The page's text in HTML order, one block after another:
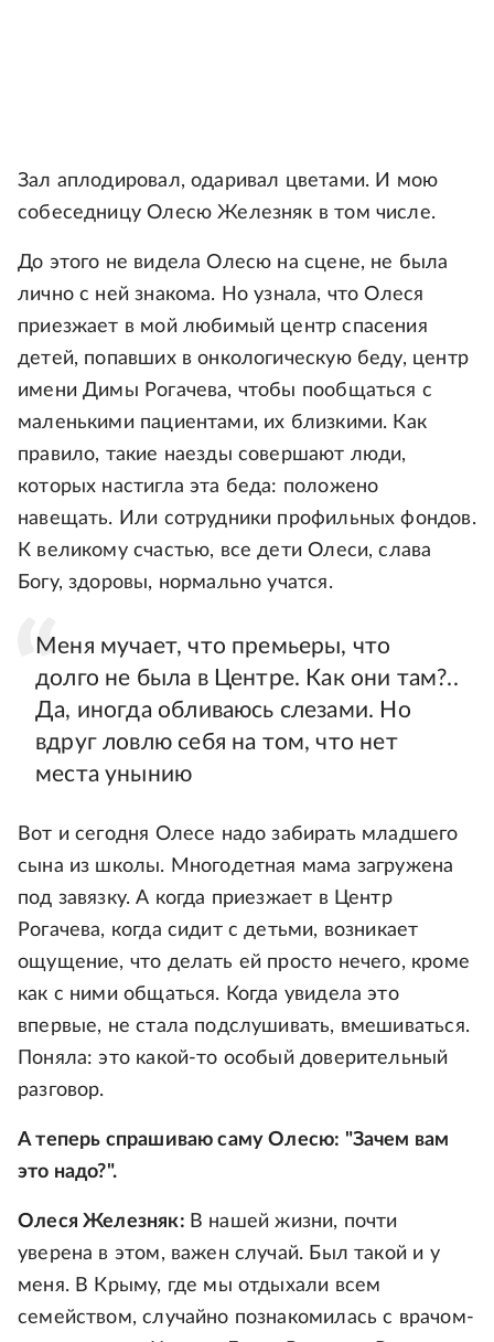
Зал аплодировал, одаривал цветами. И мою
собеседницу Олесю Железняк в том числе.
До этого не видела Олесю на сцене, не была
лично с ней знакома. Но узнала, что Олеся
приезжает в мой любимый центр спасения
детей, попавших в онкологическую беду, центр
имени Димы Рогачева, чтобы пообщаться с
маленькими пациентами, их близкими. Как
правило, такие наезды совершают люди,
которых настигла эта беда: положено
навещать. Или сотрудники профильных фондов.
К великому счастью, все дети Олеси, слава
Богу, здоровы, нормально учатся.
Меня мучает, что премьеры, что
долго не была в Центре. Как они там?..
Да, иногда обливаюсь слезами. Но
вдруг ловлю себя на том, что нет
места унынию
Вот и сегодня Олесе надо забирать младшего
сына из школы. Многодетная мама загружена
под завязку. А когда приезжает в Центр
Рогачева, когда сидит с детьми, возникает
ощущение, что делать ей просто нечего, кроме
как с ними общаться. Когда увидела это
впервые, не стала подслушивать, вмешиваться.
Поняла: это какой-то особый доверительный
разговор.
А теперь спрашиваю саму Олесю: "Зачем вам
это надо?".
Олеся Железняк: В нашей жизни, почти
уверена в этом, важен случай. Был такой и у
меня. В Крыму, где мы отдыхали всем
семейством, случайно познакомилась с врачом-